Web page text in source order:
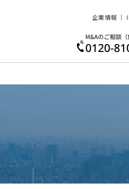
企業情報